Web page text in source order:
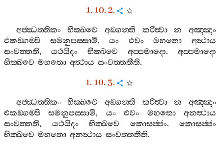
1. 10. 2.
අජ‍්ඣත‍්තිකං භික‍්ඛවෙ අඞ‍්ගන‍්ති කරිත්‍වා න
අඤ‍්ඤං
එකඞ‍්ගම‍්පි
සමනුපස‍්සාමි,යං එවං මහතො
අත්‍ථාය
සංවත‍්තති, යථයිදං භික‍්ඛවෙ අප‍්පමාදො. අප‍්පමාදො
භික‍්ඛවෙ මහතො අත්‍ථාය සංවත‍්තතීති.
1. 10. 3.
අජ‍්ඣත‍්තිකං භික‍්ඛවෙ අඞ‍්ගන‍්ති කරිත්‍වා න
අඤ‍්ඤං
එකඞ‍්ගම‍්පි
සමනුපස‍්සාමි, යං එවං මහතො
අනත්‍ථාය
සංවත‍්තති, යථයිදං භික‍්ඛවෙ කොසජ‍්ජං. කොසජ‍්ජං
භික‍්ඛවෙ මහතො අනත්‍ථාය සංවත‍්තතීති.